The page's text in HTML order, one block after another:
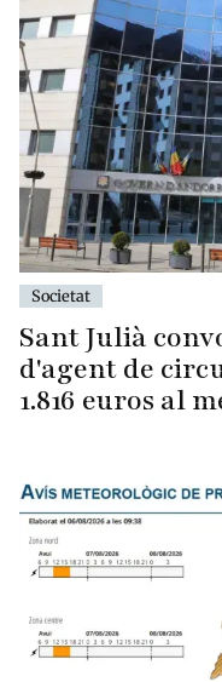
Societat
Sant Julià
d'agent de
1.816 euros al